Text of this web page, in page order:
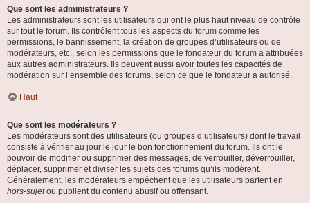
Que sont les administrateurs ?
Les administrateurs sont les utilisateurs qui ont le plus haut niveau de contrôle
sur tout le forum. Ils contrôlent tous les aspects du forum comme les
permissions, le bannissement, la création de groupes d’utilisateurs ou de
modérateurs, etc., selon les permissions que le fondateur du forum a attribuées
aux autres administrateurs. Ils peuvent aussi avoir toutes les capacités de
modération sur l’ensemble des forums, selon ce que le fondateur a autorisé.
Haut
Que sont les modérateurs ?
Les modérateurs sont des utilisateurs (ou groupes d’utilisateurs) dont le travail
consiste à vérifier au jour le jour le bon fonctionnement du forum. Ils ont le
pouvoir de modifier ou supprimer des messages, de verrouiller, déverrouiller,
déplacer, supprimer et diviser les sujets des forums qu’ils modèrent.
Généralement, les modérateurs empêchent que les utilisateurs partent en
hors-sujetou publient du contenu abusif ou offensant.